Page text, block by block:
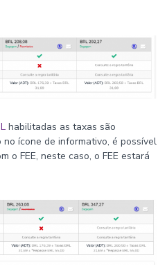
habilitadas as taxas são
ícone de informativo, é possível
o FEE, neste caso, o FEE estará